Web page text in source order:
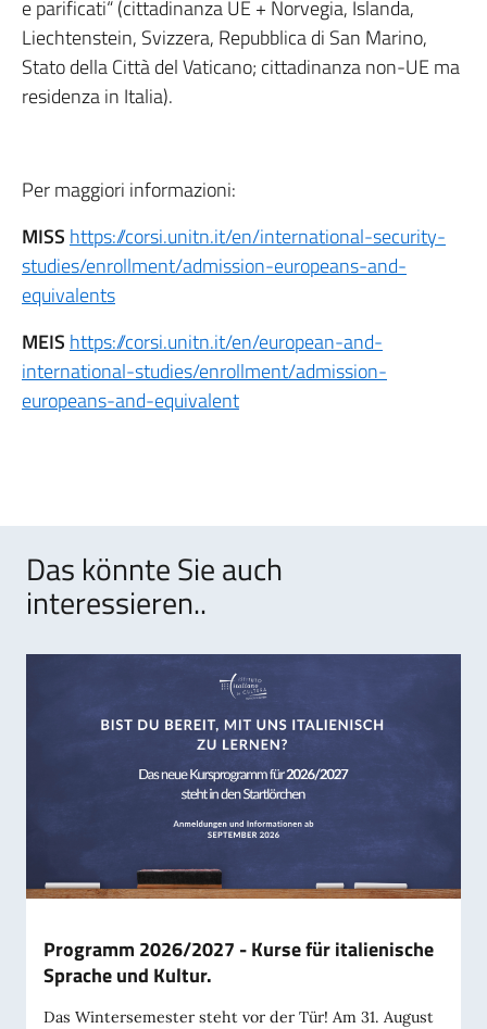
e parificati“ (cittadinanza UE + Norvegia, Islanda,
Liechtenstein, Svizzera, Repubblica di San Marino,
Stato della Città del Vaticano; cittadinanza non-UE ma
residenza in Italia).
Per maggiori informazioni:
MISS https://corsi.unitn.it/en/international-security-
studies/enrollment/admission-europeans-and-
equivalents
MEIS https://corsi.unitn.it/en/european-and-
international-studies/enrollment/admission-
europeans-and-equivalent
Das könnte Sie auch
interessieren..
Programm 2026/2027 - Kurse für italienische
Sprache und Kultur.
Das Wintersemester steht vor der Tür! Am 31. August